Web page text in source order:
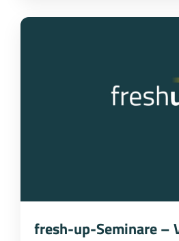
fresh-up-Seminare –